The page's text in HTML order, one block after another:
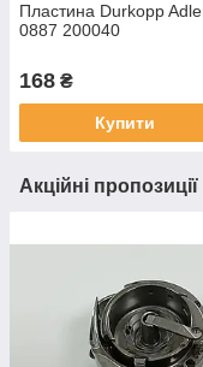
Пластина Durkopp
0887 200040
168 ₴
Купити
Акційні